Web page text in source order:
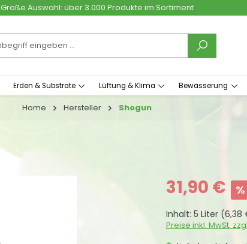
Große Auswahl: über 3.000 Produkte im Sortiment
Erden & Substrate Lüftung & Klima Bewässerung
Home Hersteller Shogun
Verkaufspreis:
31,90 € %
Inhalt: 5 Liter (6,38
Preise inkl. MwSt.